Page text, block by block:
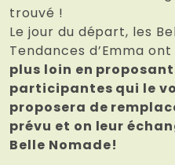
trouvé !
Le jour du départ, les
Tendances d’Emma
plus loin en
participantes qui le
proposera de
prévu et on leur
Belle Nomade!